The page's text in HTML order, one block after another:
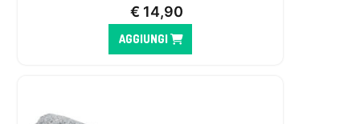
€ 14,90
AGGIUNGI